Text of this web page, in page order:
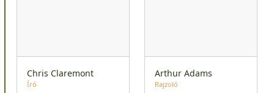
Chris Claremont
Író
Arthur Adams
Rajzoló